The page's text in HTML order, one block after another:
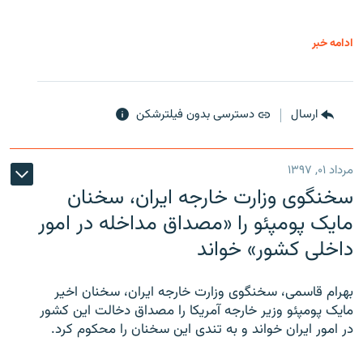
ادامه خبر
ارسال دسترسی بدون فیلترشکن
مرداد ۰۱, ۱۳۹۷
سخنگوی وزارت خارجه ایران، سخنان
مایک پومپئو را «مصداق مداخله در امور
داخلی کشور» خواند
بهرام قاسمی، سخنگوی وزارت خارجه ایران، سخنان اخیر
مایک پومپئو وزیر خارجه آمریکا را مصداق دخالت این کشور
در امور ایران خواند و به تندی این سخنان را محکوم کرد.